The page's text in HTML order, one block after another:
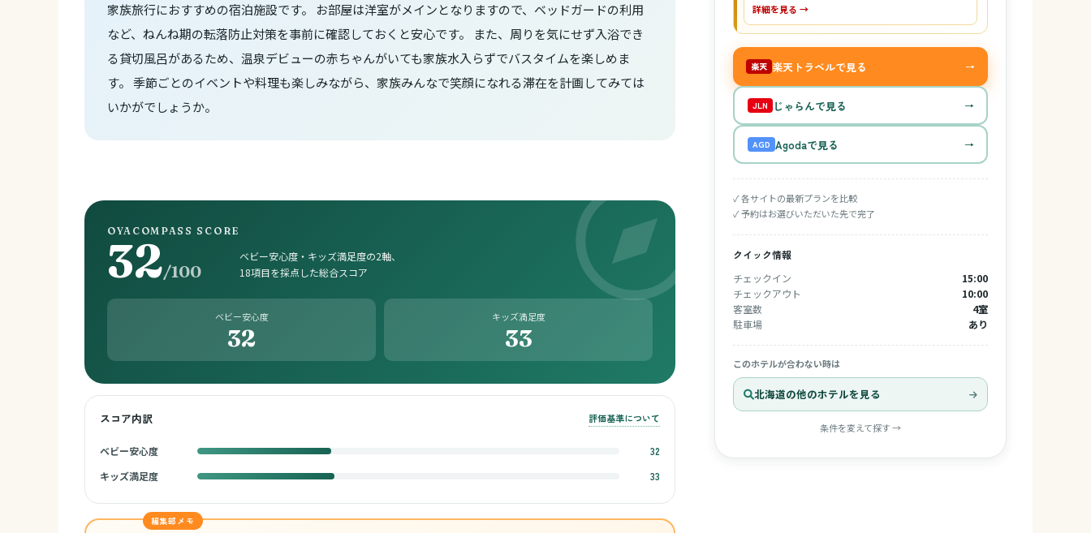
家族旅行におすすめの宿泊施設です。 お部屋は洋室がメインとなりますので、ベッドガードの利用
など、ねんね期の転落防止対策を事前に確認しておくと安心です。 また、周りを気にせず入浴でき
る貸切風呂があるため、温泉デビューの赤ちゃんがいても家族水入らずでバスタイムを楽しめま
す。 季節ごとのイベントや料理も楽しみながら、家族みんなで笑顔になれる滞在を計画してみては
いかがでしょうか。
OYACOMPASS SCORE
32/100
ベビー安心度・キッズ満足度の2軸、
18項目を採点した総合スコア
ベビー安心度
32
キッズ満足度
33
スコア内訳 評価基準について
ベビー安心度
32
キッズ満足度
33
編集部メモ
詳細を見る →
楽天 楽天トラベルで見る →
JLN じゃらんで見る →
AGD Agodaで見る →
✓ 各サイトの最新プランを比較
✓ 予約はお選びいただいた先で完了
クイック情報
チェックイン
15:00
チェックアウト
10:00
客室数
4室
駐車場
あり
このホテルが合わない時は
北海道の他のホテルを見る
条件を変えて探す →